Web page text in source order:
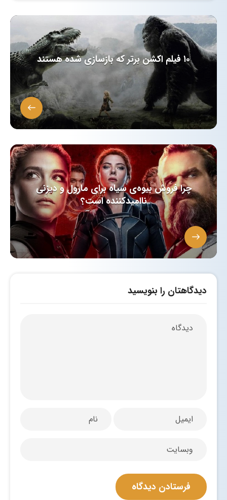
۱۰ فیلم اکشن برتر که بازسازی‌ شده هستند
چرا فروش بیوه‌ی سیاه برای مارول و دیزنی
ناامید‌کننده است؟
دیدگاهتان را بنویسید